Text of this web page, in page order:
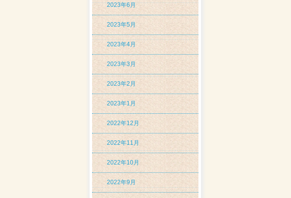
2023年6月
2023年5月
2023年4月
2023年3月
2023年2月
2023年1月
2022年12月
2022年11月
2022年10月
2022年9月